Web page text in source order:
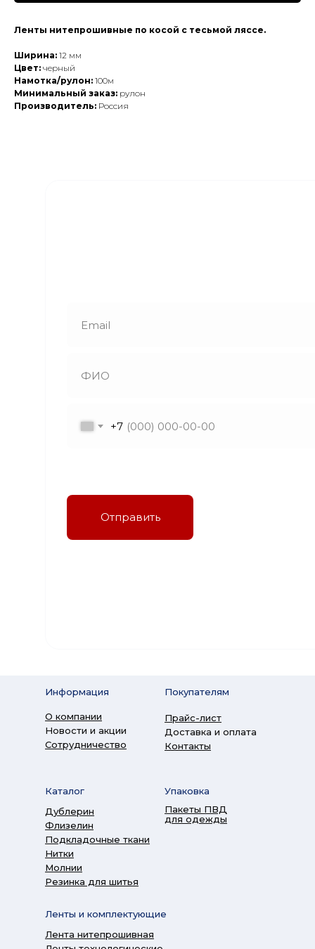
Ленты нитепрошивные по косой с тесьмой ляссе.
Ширина: 12 мм
Цвет: черный
Намотка/рулон: 100м
Минимальный заказ: рулон
Производитель: Россия
+7
Отправить
Информация
О компании
Новости и акции
Сотрудничество
Покупателям
Прайс-лист
Доставка и оплата
Контакты
Каталог
Дублерин
Флизелин
Подкладочные ткани
Нитки
Молнии
Резинка для шитья
Ленты и комплектующие
Лента нитепрошивная
Упаковка
Пакеты ПВД
для одежды